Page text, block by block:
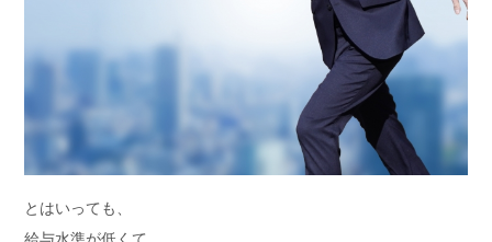
とはいっても、
給与水準が低くて